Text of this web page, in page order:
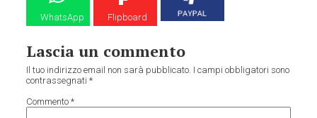
WhatsApp Flipboard
Lascia un commento
Il tuo indirizzo email non sarà pubblicato. I campi obbligatori sono
contrassegnati*
Commento*